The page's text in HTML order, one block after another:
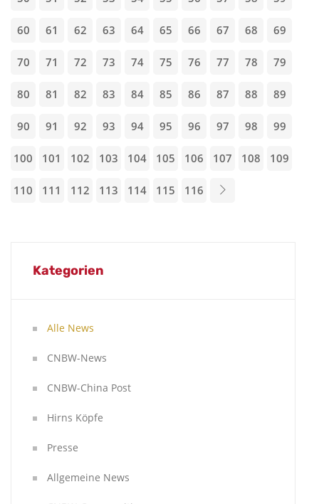
60 61 62 63 64 65 66 67 68 69
70 71 72 73 74 75 76 77 78 79
80 81 82 83 84 85 86 87 88 89
90 91 92 93 94 95 96 97 98 99
100 101 102 103 104 105 106 107 108 109
110 111 112 113 114 115 116
Kategorien
Alle News
CNBW-News
CNBW-China Post
Hirns Köpfe
Presse
Allgemeine News